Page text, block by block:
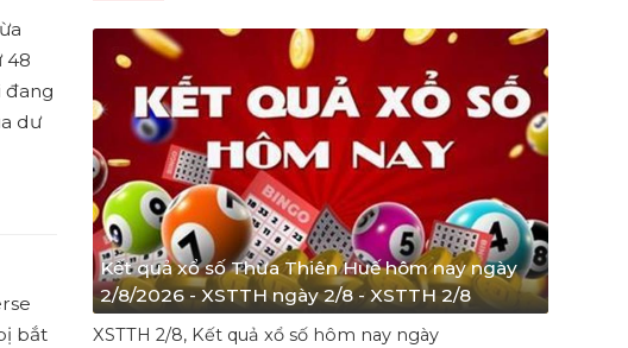
48
đang
dư
bắt
Kết quả xổ số Thừa Thiên Huế hôm nay ngày
2/8/2026 - XSTTH ngày 2/8 - XSTTH 2/8
XSTTH 2/8, Kết quả xổ số hôm nay ngày